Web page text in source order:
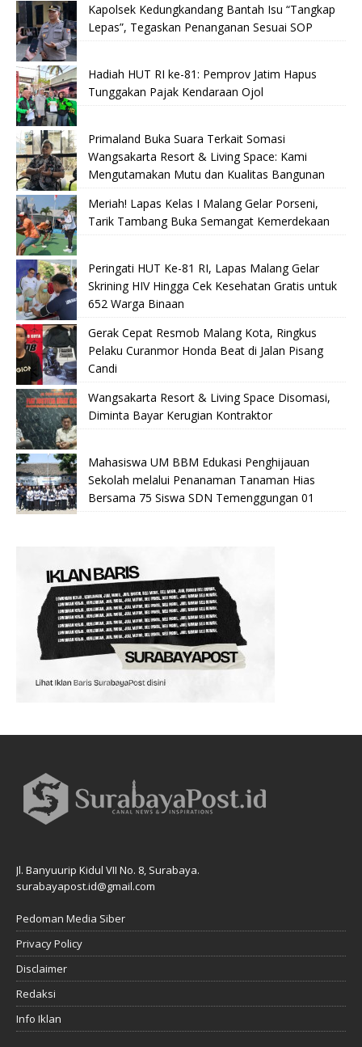
Kapolsek Kedungkandang Bantah Isu “Tangkap
Lepas”, Tegaskan Penanganan Sesuai SOP
Hadiah HUT RI ke-81: Pemprov Jatim Hapus
Tunggakan Pajak Kendaraan Ojol
Primaland Buka Suara Terkait Somasi
Wangsakarta Resort & Living Space: Kami
Mengutamakan Mutu dan Kualitas Bangunan
Meriah! Lapas Kelas I Malang Gelar Porseni,
Tarik Tambang Buka Semangat Kemerdekaan
Peringati HUT Ke-81 RI, Lapas Malang Gelar
Skrining HIV Hingga Cek Kesehatan Gratis untuk
652 Warga Binaan
Gerak Cepat Resmob Malang Kota, Ringkus
Pelaku Curanmor Honda Beat di Jalan Pisang
Candi
Wangsakarta Resort & Living Space Disomasi,
Diminta Bayar Kerugian Kontraktor
Mahasiswa UM BBM Edukasi Penghijauan
Sekolah melalui Penanaman Tanaman Hias
Bersama 75 Siswa SDN Temenggungan 01
Jl. Banyuurip Kidul VII No. 8, Surabaya.
surabayapost.id@gmail.com
Pedoman Media Siber
Privacy Policy
Disclaimer
Redaksi
Info Iklan